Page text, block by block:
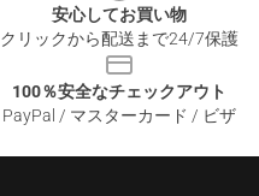
安心してお買い物
クリックから配送まで24/7保護
100％安全なチェックアウト
PayPal / マスターカード / ビザ